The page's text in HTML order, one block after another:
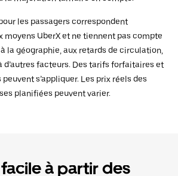
les passagers correspondent
moyens UberX et ne tiennent pas compte
la géographie, aux retards de circulation,
d’autres facteurs. Des tarifs forfaitaires et
s’appliquer. Les prix réels des
planifiées peuvent varier.
à partir des